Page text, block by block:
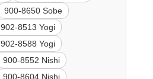
900-8650 Sobe
902-8513 Yogi
902-8588 Yogi
900-8552 Nishi
900-8604 Nishi